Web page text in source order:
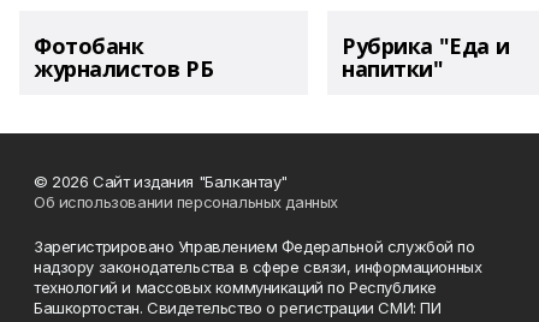
Фотобанк
журналистов РБ
Рубрика "Еда и
напитки"
© 2026 Сайт издания "Балкантау"
Об использовании персональных данных
Зарегистрировано Управлением Федеральной службой по
надзору законодательства в сфере связи, информационных
технологий и массовых коммуникаций по Республике
Башкортостан. Свидетельство о регистрации СМИ: ПИ